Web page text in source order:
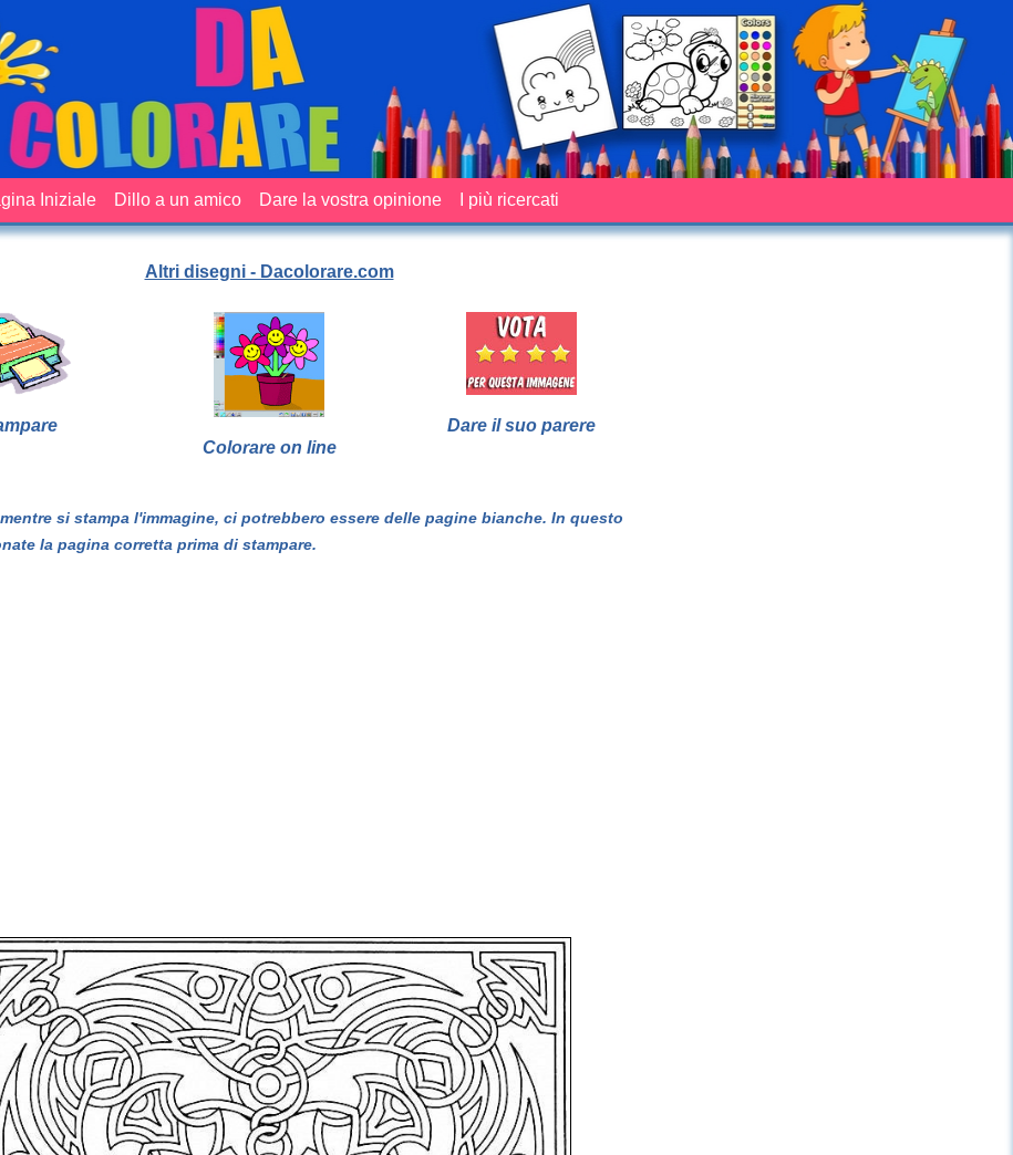
Iniziale Dillo a un amico Dare la vostra opinione I più ricercati
Altri disegni - Dacolorare.com
Colorare on line
Dare il suo parere
si stampa l'immagine, ci potrebbero essere delle pagine bianche. In questo
la pagina corretta prima di stampare.